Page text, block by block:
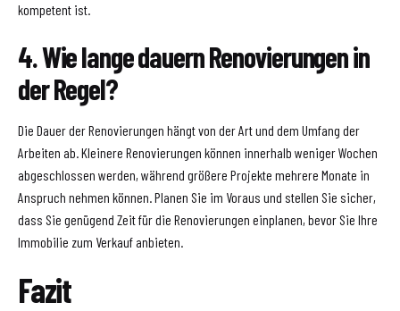
kompetent ist.
4. Wie lange dauern Renovierungen in
der Regel?
Die Dauer der Renovierungen hängt von der Art und dem Umfang der
Arbeiten ab. Kleinere Renovierungen können innerhalb weniger Wochen
abgeschlossen werden, während größere Projekte mehrere Monate in
Anspruch nehmen können. Planen Sie im Voraus und stellen Sie sicher,
dass Sie genügend Zeit für die Renovierungen einplanen, bevor Sie Ihre
Immobilie zum Verkauf anbieten.
Fazit